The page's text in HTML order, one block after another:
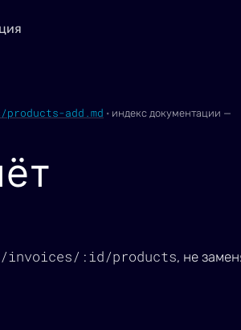
add.md · индекс документации —
invoices/:id/products, не